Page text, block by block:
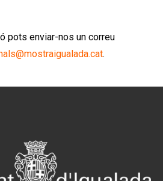
pots enviar-nos un correu
.